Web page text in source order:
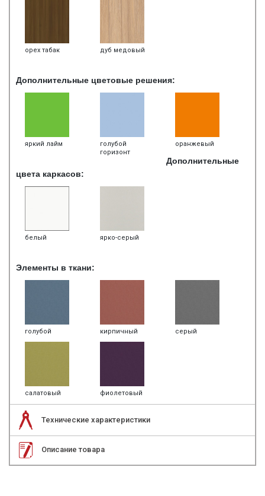
орех табак дуб медовый
Дополнительные цветовые решения:
яркий лайм
голубой
горизонт
оранжевый
Дополнительные
цвета каркасов:
белый ярко-серый
Элементы в ткани:
голубой кирпичный серый
салатовый фиолетовый
Технические характеристики
Описание товара